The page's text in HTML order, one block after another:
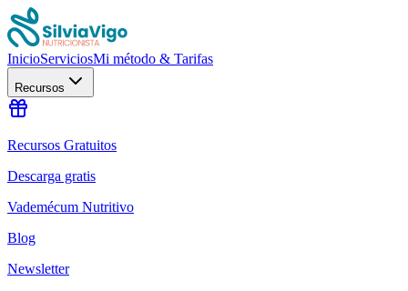
InicioServiciosMi método & Tarifas
Recursos
Recursos Gratuitos
Descarga gratis
Vademécum Nutritivo
Blog
Newsletter